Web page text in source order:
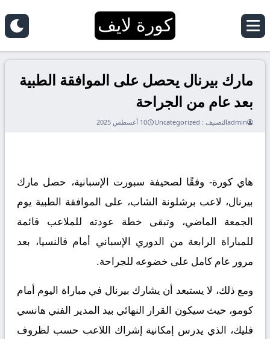
كورة لايف
مارك بيرنال يحصل على الموافقة الطبية
بعد عام من الجراحة
adminالتصنيف : Uncategorized 10 أغسطس 2025
هاي كورة- وفقًا لصحيفة سبورت الإسبانية، حصل مارك
بيرنال، لاعب برشلونة الشاب، على الموافقة الطبية يوم
الجمعة الماضي، وتبقى خطة عودته للملاعب قائمة
للمباراة الرابعة من الدوري الإسباني أمام فالنسيا، بعد
مرور عام كامل على خضوعه للجراحة.
ومع ذلك، لا يستبعد أن يشارك بيرنال في مباراة اليوم أمام
كومو، حيث سيكون القرار النهائي بيد المدير الفني هانسي
فليك، الذي يدرس إمكانية إشراك اللاعب حسب لظروف